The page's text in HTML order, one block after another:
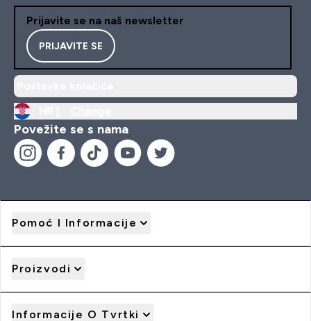
Prijavite se na naš newsletter
PRIJAVITE SE
Povežite se s nama
Pomoć I Informacije
Proizvodi
Informacije O Tvrtki